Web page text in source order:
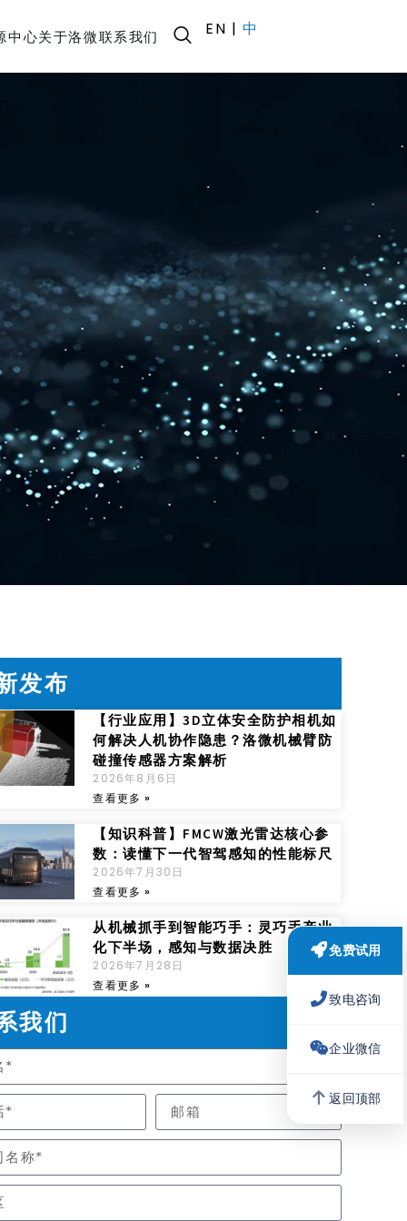
中心关于洛微联系我们 EN |中
发布
【行业应用】3D立体安全防护相机如
何解决人机协作隐患？洛微机械臂防
碰撞传感器方案解析
2026年8月6日
查看更多 »
【知识科普】FMCW激光雷达核心参
数：读懂下一代智驾感知的性能标尺
2026年7月30日
查看更多 »
从机械抓手到智能巧手：灵巧手产业
化下半场，感知与数据决胜
2026年7月28日
查看更多 »
我们
免费试用
致电咨询
企业微信
返回顶部